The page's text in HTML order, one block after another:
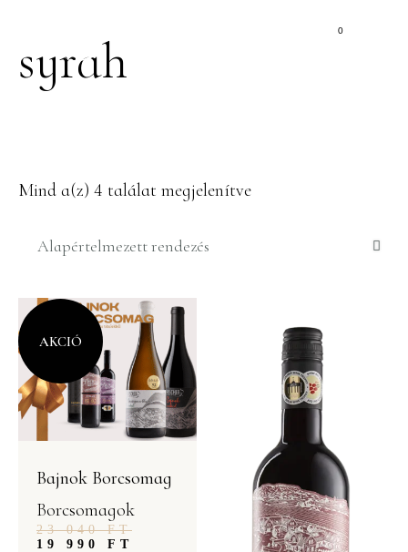
0
syrah
Mind a(z) 4 találat megjelenítve
Bajnok Borcsomag
Borcsomagok
23 040FT
19 990 FT
AKCIÓ